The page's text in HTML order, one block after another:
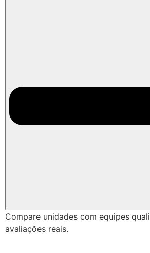
Compare unidades com equipes
avaliações reais.